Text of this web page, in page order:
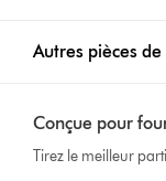
Autres pièces
Conçue pour
Tirez le meilleur